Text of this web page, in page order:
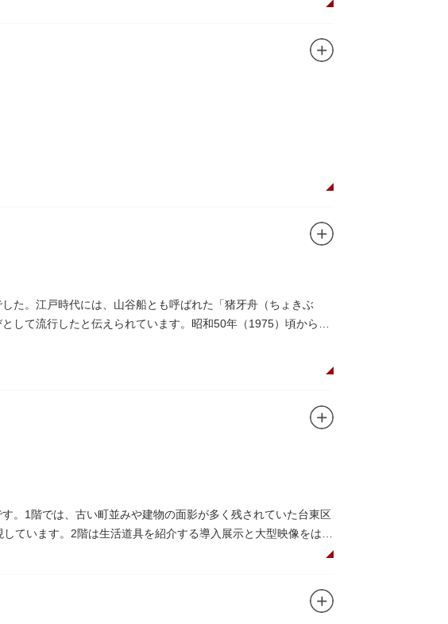
日孝子敬白」と刻まれており、区内でも古いものです。しかし
旧跡）があり、この妙亀塚と相対するものと考えられていま
た。江戸時代には、山谷船とも呼ばれた「猪牙舟（ちょきぶ
して流行したと伝えられています。昭和50年（1975）頃から山
。1階では、古い町並みや建物の面影が多く残されていた台東区
ています。2階は生活道具を紹介する導入展示と大型映像をはじ
た3階には企画展示室と、道具や玩具を体験し、調べることがで